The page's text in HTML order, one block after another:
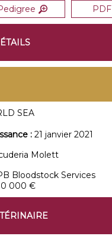
SEA
: 21 janvier 2021
Molett
Bloodstock Services
000 €